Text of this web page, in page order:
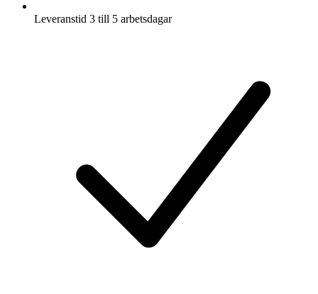
Leveranstid 3 till 5 arbetsdagar